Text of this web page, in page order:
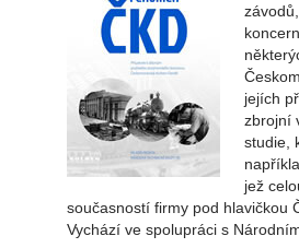
jejích
zbrojní
studie,
jež
současností firmy pod hlavičkou
Vychází ve spolupráci s